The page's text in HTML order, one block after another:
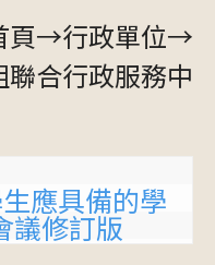
頁→行政單位→
合行政服務中
應具備的學
議修訂版